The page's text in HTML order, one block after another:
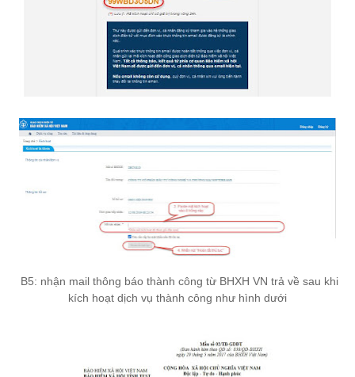
B5: nhận mail thông báo thành công từ BHXH VN trả về sau khi
kích hoạt dịch vụ thành công như hình dưới